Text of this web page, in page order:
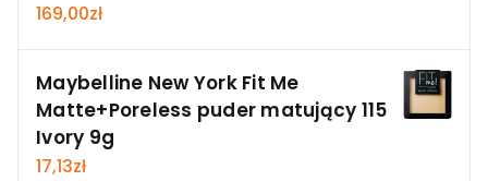
169,00zł
Maybelline New York Fit Me
Matte+Poreless puder matujący 115
Ivory 9g
17,13zł